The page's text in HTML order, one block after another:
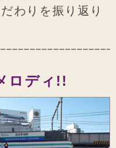
わりを振り返り
ロディ!!